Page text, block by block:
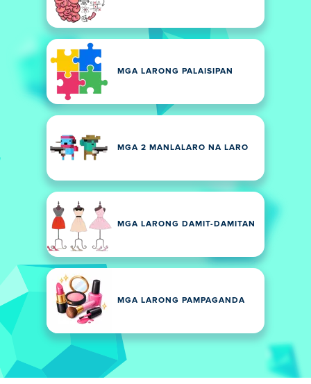
MGA LARONG PALAISIPAN
MGA 2 MANLALARO NA LARO
MGA LARONG DAMIT-DAMITAN
MGA LARONG PAMPAGANDA